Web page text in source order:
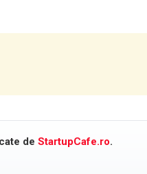
deStartupCafe.ro.